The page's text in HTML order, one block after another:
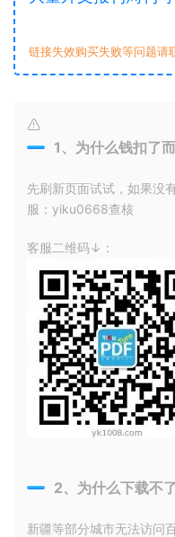
链接失效购买失败等问题
1、为什么钱扣了
先刷新页面试试，如果没
服：yiku0668查核
客服二维码↓：
2、为什么下载不
新疆等部分城市无法访问